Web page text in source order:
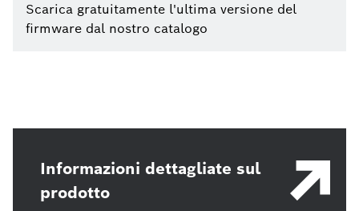
Scarica gratuitamente l'ultima versione del
firmware dal nostro catalogo
Informazioni dettagliate sul
prodotto